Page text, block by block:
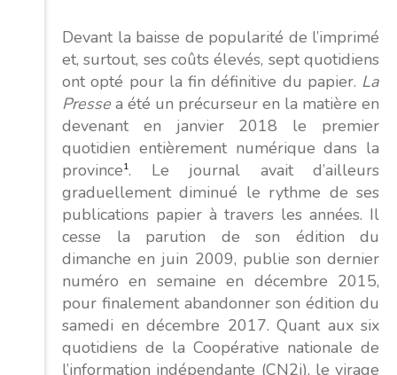
Devant la baisse de popularité de l’imprimé
et, surtout, ses coûts élevés, sept quotidiens
ont opté pour la fin définitive du papier. La
Presse a été un précurseur en la matière en
devenant en janvier 2018 le premier
quotidien entièrement numérique dans la
province1. Le journal avait d’ailleurs
graduellement diminué le rythme de ses
publications papier à travers les années. Il
cesse la parution de son édition du
dimanche en juin 2009, publie son dernier
numéro en semaine en décembre 2015,
pour finalement abandonner son édition du
samedi en décembre 2017. Quant aux six
quotidiens de la Coopérative nationale de
l’information indépendante (CN2i), le virage